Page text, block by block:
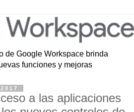
de Google Workspace brinda
funciones y mejoras
a las aplicaciones